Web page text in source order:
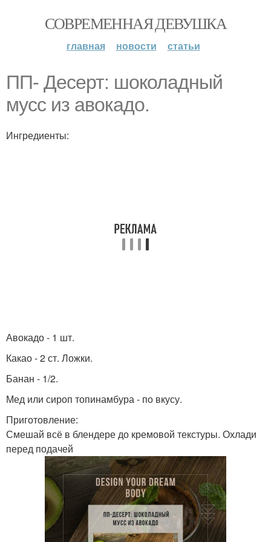
СОВРЕМЕННАЯ ДЕВУШКА
главная новости статьи
ПП- Десерт: шоколадный
мусс из авокадо.
Ингредиенты:
Авокадо - 1 шт.
Какао - 2 ст. Ложки.
Банан - 1/2.
Мед или сироп топинамбура - по вкусу.
Приготовление:
Смешай всё в блендере до кремовой текстуры. Охлади
перед подачей